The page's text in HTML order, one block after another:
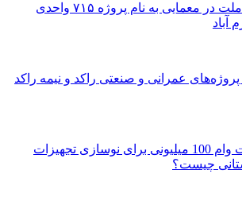
چشم انتظاری ملت در معمایی به نام پروژه ۷۱۵ واحدی
عمرانی و صنعتی راکد و نیمه راکد
ماجرای پرداخت وام 100 میلیونی برای نوسازی تجهیزات
چیست؟